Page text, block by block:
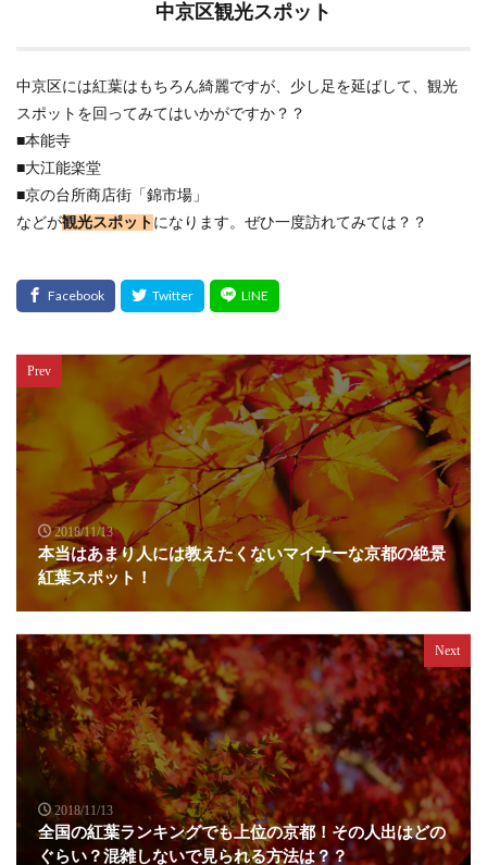
中京区観光スポット
中京区には紅葉はもちろん綺麗ですが、少し足を延ばして、観光
スポットを回ってみてはいかがですか？？
■本能寺
■大江能楽堂
■京の台所商店街「錦市場」
などが観光スポット になります。ぜひ一度訪れてみては？？
Prev
2018/11/13
本当はあまり人には教えたくないマイナーな京都の絶景
紅葉スポット！
Next
2018/11/13
全国の紅葉ランキングでも上位の京都！その人出はどの
ぐらい？混雑しないで見られる方法は？？